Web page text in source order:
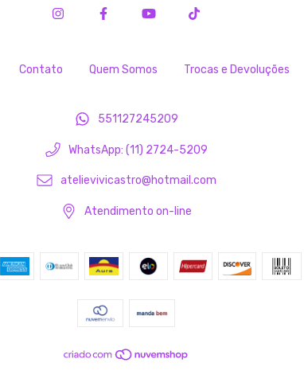
Contato Quem Somos Trocas e Devoluções
551127245209
WhatsApp: (11) 2724-5209
atelievivicastro@hotmail.com
Atendimento on-line